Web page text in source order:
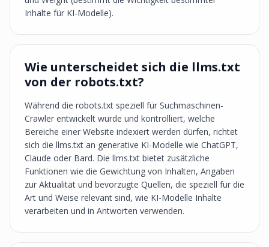
Inhalte für KI-Modelle).
Wie unterscheidet sich die llms.txt
von der robots.txt?
Während die robots.txt speziell für Suchmaschinen-
Crawler entwickelt wurde und kontrolliert, welche
Bereiche einer Website indexiert werden dürfen, richtet
sich die llms.txt an generative KI-Modelle wie ChatGPT,
Claude oder Bard. Die llms.txt bietet zusätzliche
Funktionen wie die Gewichtung von Inhalten, Angaben
zur Aktualität und bevorzugte Quellen, die speziell für die
Art und Weise relevant sind, wie KI-Modelle Inhalte
verarbeiten und in Antworten verwenden.